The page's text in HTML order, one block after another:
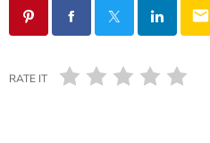
email
RATE IT